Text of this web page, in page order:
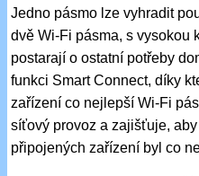
Jedno pásmo lze vyhradit
dvě Wi-Fi pásma, s vysokou
postarají o ostatní potřeby
funkci Smart Connect, díky
zařízení co nejlepší Wi-Fi
síťový provoz a zajišťuje,
připojených zařízení byl co